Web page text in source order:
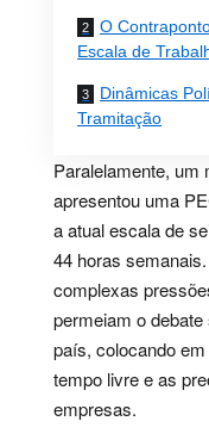
O
Escala de
Dinâmicas
Tramitação
Paralelamente, um
apresentou uma
a atual escala de
44 horas
complexas
permeiam o
país, colocando
tempo livre e as
empresas.